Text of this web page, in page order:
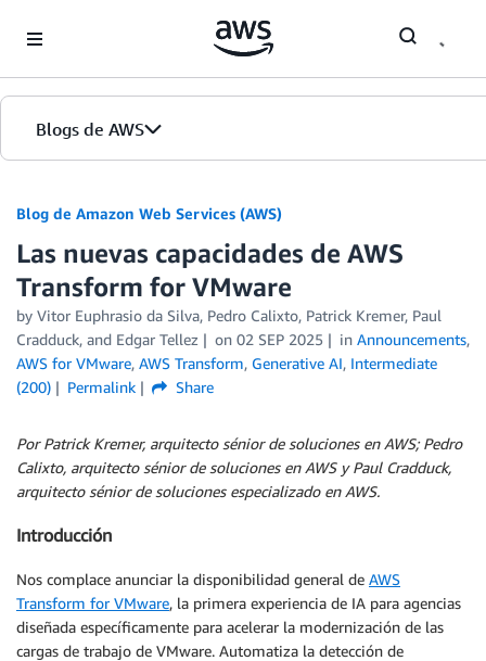
Blogs de AWS
Inicio
Ediciones
Blog de Amazon Web Services (AWS)
Las nuevas capacidades de AWS
Transform for VMware
by Vitor Euphrasio da Silva, Pedro Calixto, Patrick Kremer, Paul
Cradduck, and Edgar Tellez on 02 SEP 2025 in Announcements,
AWS for VMware, AWS Transform, Generative AI, Intermediate
(200)
Permalink Share
Por Patrick Kremer, arquitecto sénior de soluciones en AWS; Pedro
Calixto, arquitecto sénior de soluciones en AWS y Paul Cradduck,
arquitecto sénior de soluciones especializado en AWS.
Introducción
Nos complace anunciar la disponibilidad general de AWS
Transform for VMware, la primera experiencia de IA para agencias
diseñada específicamente para acelerar la modernización de las
cargas de trabajo de VMware. Automatiza la detección de